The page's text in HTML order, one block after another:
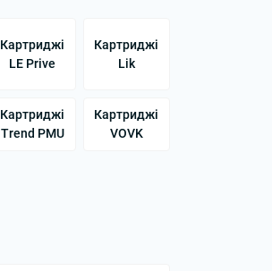
Картриджі
LE Prive
Картриджі
Lik
Картриджі
Trend PMU
Картриджі
VOVK